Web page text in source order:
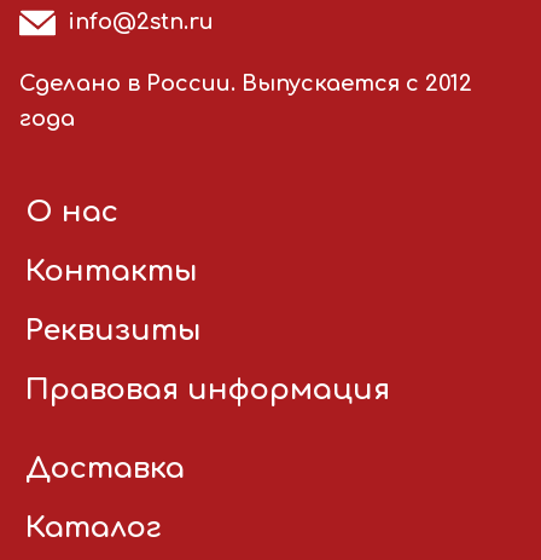
info@2stn.ru
Сделано в России. Выпускается с 2012
года
О нас
Контакты
Реквизиты
Правовая информация
Доставка
Каталог